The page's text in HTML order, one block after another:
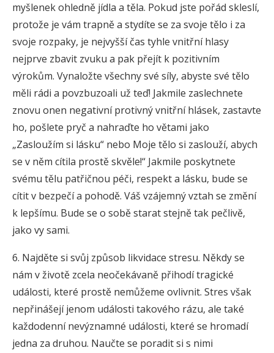
myšlenek ohledně jídla a těla. Pokud jste pořád skleslí,
protože je vám trapně a stydíte se za svoje tělo i za
svoje rozpaky, je nejvyšší čas tyhle vnitřní hlasy
nejprve zbavit zvuku a pak přejít k pozitivním
výrokům. Vynaložte všechny své síly, abyste své tělo
měli rádi a povzbuzoali už teď! Jakmile zaslechnete
znovu onen negativní protivný vnitřní hlásek, zastavte
ho, pošlete pryč a nahraďte ho větami jako
„Zasloužím si lásku“ nebo Moje tělo si zaslouží, abych
se v něm cítila prostě skvěle!“ Jakmile poskytnete
svému tělu patřičnou péči, respekt a lásku, bude se
cítit v bezpečí a pohodě. Váš vzájemný vztah se změní
k lepšímu. Bude se o sobě starat stejně tak pečlivě,
jako vy sami.
6. Najděte si svůj způsob likvidace stresu. Někdy se
nám v životě zcela neočekávaně přihodí tragické
události, které prostě nemůžeme ovlivnit. Stres však
nepřinášejí jenom události takového rázu, ale také
každodenní nevýznamné události, které se hromadí
jedna za druhou. Naučte se poradit si s nimi